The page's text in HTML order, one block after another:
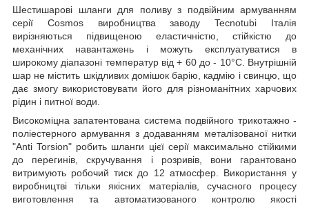
Шестишарові шланги для поливу з подвійним армуванням
серії Cosmos виробництва заводу Tecnotubi Італія
вирізняються підвищеною еластичністю, стійкістю до
механічних навантажень і можуть експлуатуватися в
широкому діапазоні температур від + 60 до - 10°C. Внутрішній
шар не містить шкідливих домішок барію, кадмію і свинцю, що
дає змогу використовувати його для різноманітних харчових
рідин і питної води.
Високоміцна запатентована система подвійного трикотажно -
поліестерного армування з додаванням металізованої нитки
"Anti Torsion" робить шланги цієї серії максимально стійкими
до перегинів, скручування і розривів, вони гарантовано
витримують робочий тиск до 12 атмосфер. Використання у
виробництві тільки якісних матеріалів, сучасного процесу
виготовлення та автоматизованого контролю якості